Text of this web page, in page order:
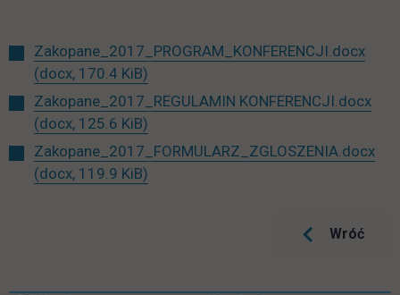
Zakopane_2017_PROGRAM_KONFERENCJI.docx
(docx, 170.4 KiB)
Zakopane_2017_REGULAMIN KONFERENCJI.docx
(docx, 125.6 KiB)
Zakopane_2017_FORMULARZ_ZGLOSZENIA.docx
(docx, 119.9 KiB)
Wróć